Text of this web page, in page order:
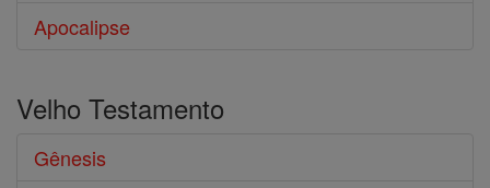
Apocalipse
Velho Testamento
Gênesis